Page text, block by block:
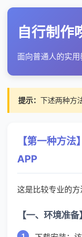
自行制作
面向普通人的实用
提示： 下述两种方
【第一种方
APP
这是比较专业的方
【一、环境准备】